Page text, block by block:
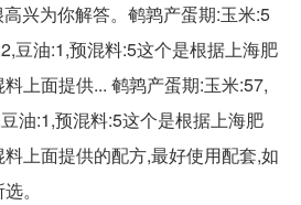
高兴为你解答。鹌鹑产蛋期:玉米:5
豆油:1,预混料:5这个是根据上海肥
上面提供... 鹌鹑产蛋期:玉米:57,
油:1,预混料:5这个是根据上海肥
上面提供的配方,最好使用配套,如
。